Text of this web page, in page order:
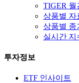
TIGER 월
상품별 자
상품별 종
실시간 지
투자정보
ETF 인사이트